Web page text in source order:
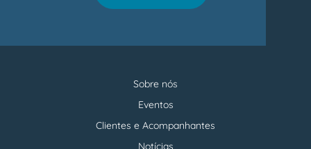
Sobre nós
Eventos
Clientes e Acompanhantes
Notícias